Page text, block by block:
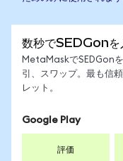
数秒でSEDGonを
MetaMaskでSEDGon
引、スワップ。最も信
レット。
Google Play
評価